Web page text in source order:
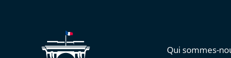
Qui sommes-